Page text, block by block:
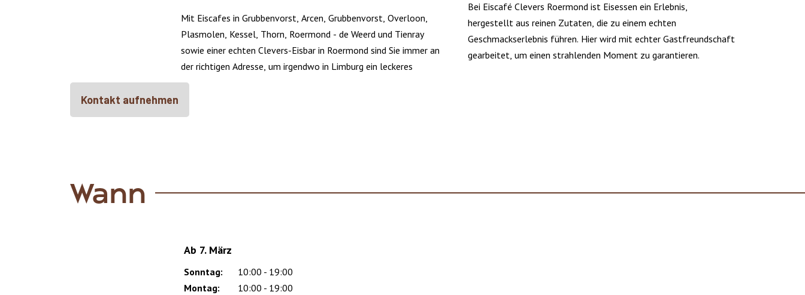
Mit Eiscafes in Grubbenvorst, Arcen, Grubbenvorst, Overloon,
Plasmolen, Kessel, Thorn, Roermond - de Weerd und Tienray
sowie einer echten Clevers-Eisbar in Roermond sind Sie immer an
der richtigen Adresse, um irgendwo in Limburg ein leckeres
Bei Eiscafé Clevers Roermond ist Eisessen ein Erlebnis,
hergestellt aus reinen Zutaten, die zu einem echten
Geschmackserlebnis führen. Hier wird mit echter Gastfreundschaft
gearbeitet, um einen strahlenden Moment zu garantieren.
Kontakt aufnehmen
Wann
Ab 7. März
Day
Time
slot
Comment
Sonntag:
10:00 - 19:00
Montag:
10:00 - 19:00